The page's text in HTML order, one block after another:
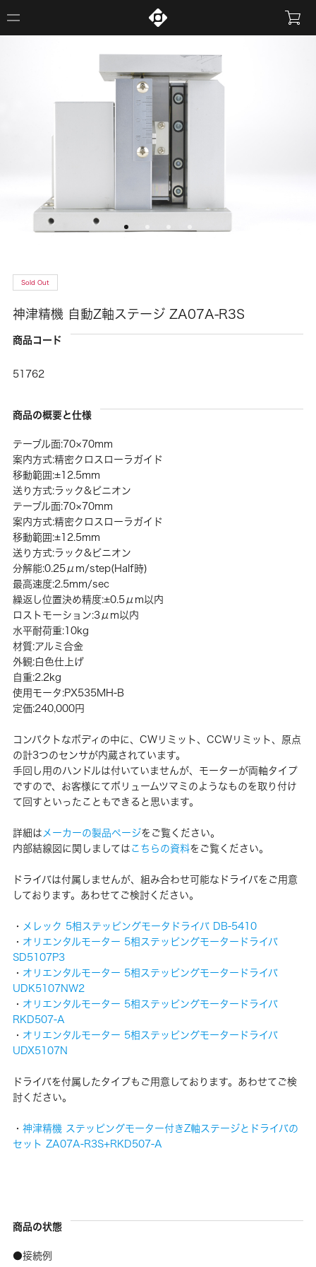
Sold Out
神津精機 自動Z軸ステージ ZA07A-R3S
商品コード
51762
商品の概要と仕様
テーブル面:70×70mm
案内方式:精密クロスローラガイド
移動範囲:±12.5mm
送り方式:ラック&ピニオン
テーブル面:70×70mm
案内方式:精密クロスローラガイド
移動範囲:±12.5mm
送り方式:ラック&ピニオン
分解能:0.25μm/step(Half時)
最高速度:2.5mm/sec
繰返し位置決め精度:±0.5μm以内
ロストモーション:3μm以内
水平耐荷重:10kg
材質:アルミ合金
外観:白色仕上げ
自重:2.2kg
使用モータ:PX535MH-B
定価:240,000円
コンパクトなボディの中に、CWリミット、CCWリミット、原点
の計3つのセンサが内蔵されています。
手回し用のハンドルは付いていませんが、モーターが両軸タイプ
ですので、お客様にてボリュームツマミのようなものを取り付け
て回すといったこともできると思います。
詳細は メーカーの製品ページをご覧ください。
内部結線図に関しましてはこちらの資料をご覧ください。
ドライバは付属しませんが、組み合わせ可能なドライバをご用意
しております。あわせてご検討ください。
・ メレック 5相ステッピングモータドライバ DB-5410
・ オリエンタルモーター 5相ステッピングモータードライバ
SD5107P3
・ オリエンタルモーター 5相ステッピングモータードライバ
UDK5107NW2
・ オリエンタルモーター 5相ステッピングモータードライバ
RKD507-A
・ オリエンタルモーター 5相ステッピングモータードライバ
UDX5107N
ドライバを付属したタイプもご用意しております。あわせてご検
討ください。
・ 神津精機 ステッピングモーター付きZ軸ステージとドライバの
セット ZA07A-R3S+RKD507-A
商品の状態
●接続例